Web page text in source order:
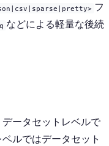
フ
などによる軽量な後続
ータセットレベルで
ルではデータセット